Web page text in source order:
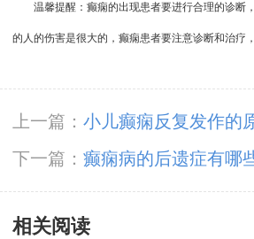
温馨提醒：癫痫的出现患者要进行合理的诊断
的人的伤害是很大的，癫痫患者要注意诊断和治疗
上一篇： 小儿癫痫反复发作的
下一篇： 癫痫病的后遗症有哪
相关阅读